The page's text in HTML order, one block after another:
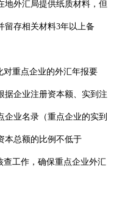
地外汇局提供纸质材料，但
留存相关材料3年以上备
对重点企业的外汇年报要
据企业注册资本额、实到注
企业名录（重点企业的实到
本总额的比例不低于
工作，确保重点企业外汇